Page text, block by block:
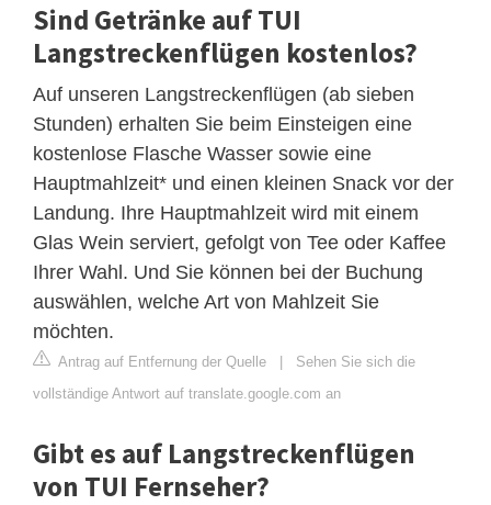
Sind Getränke auf TUI
Langstreckenflügen kostenlos?
Auf unseren Langstreckenflügen (ab sieben
Stunden) erhalten Sie beim Einsteigen eine
kostenlose Flasche Wasser sowie eine
Hauptmahlzeit* und einen kleinen Snack vor der
Landung. Ihre Hauptmahlzeit wird mit einem
Glas Wein serviert, gefolgt von Tee oder Kaffee
Ihrer Wahl. Und Sie können bei der Buchung
auswählen, welche Art von Mahlzeit Sie
möchten.
Antrag auf Entfernung der Quelle | Sehen Sie sich die
vollständige Antwort auf translate.google.com an
Gibt es auf Langstreckenflügen
von TUI Fernseher?